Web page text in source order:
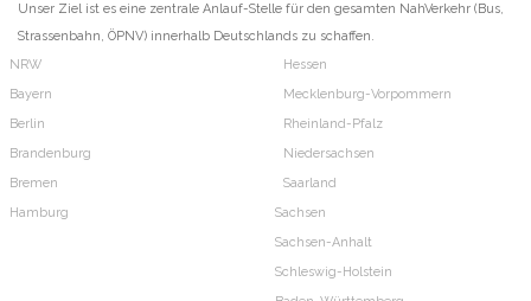
Unser Ziel ist es eine zentrale Anlauf-Stelle für den gesamten NahVerkehr (Bus,
Strassenbahn, ÖPNV) innerhalb Deutschlands zu schaffen.
NRW
Bayern
Berlin
Brandenburg
Bremen
Hamburg
Hessen
Mecklenburg-Vorpommern
Rheinland-Pfalz
Niedersachsen
Saarland
Sachsen
Sachsen-Anhalt
Schleswig-Holstein